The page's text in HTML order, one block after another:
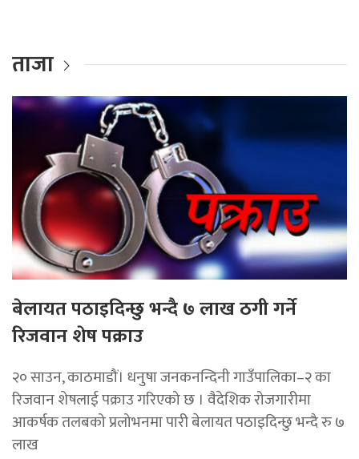
ताजा
बेलायत पठाइदिन्छु भन्दै ७ लाख ठगी गर्ने
रिजवान शेष पक्राउ
२० साउन, काठमाडौं। धनुषा जनकनन्दिनी गाउँपालिका–२ का
रिजवान शेषलाई पक्राउ गरिएको छ । वैदेशिक रोजगारीमा
आकर्षक तलबको प्रलोभनमा पारी बेलायत पठाइदिन्छु भन्दै रु ७
लाख